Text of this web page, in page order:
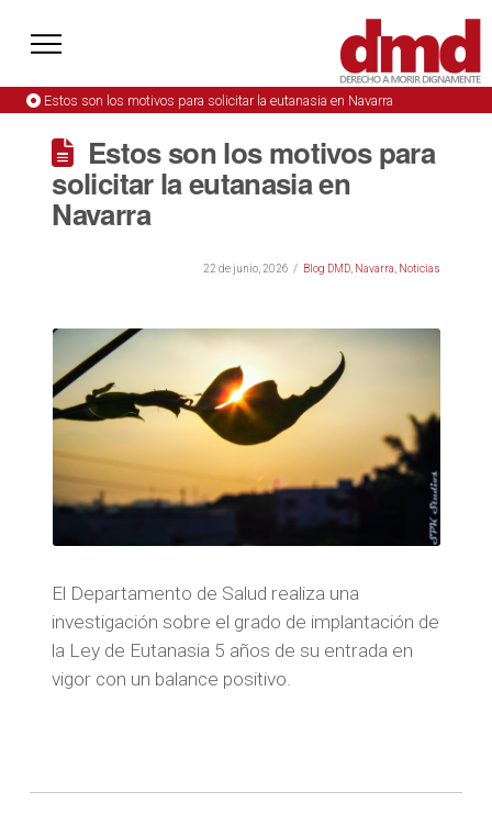
Estos son los motivos para solicitar la eutanasia en Navarra
Estos son los motivos para
solicitar la eutanasia en
Navarra
22 de junio, 2026 Blog DMD, Navarra Noticias
El Departamento de Salud realiza una
investigación sobre el grado de implantación de
la Ley de Eutanasia 5 años de su entrada en
vigor con un balance positivo.